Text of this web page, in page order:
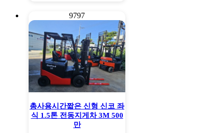
9797
총사용시간짧은 신형 신코 좌
식 1.5톤 전동지게차 3M 500
만